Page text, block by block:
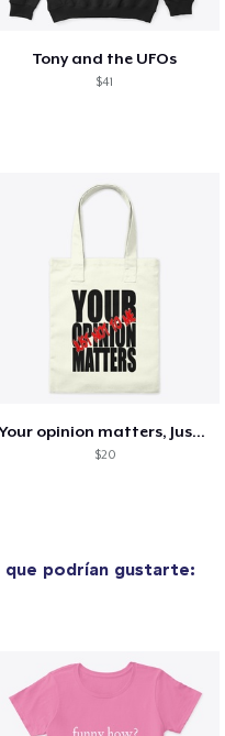
Tony and the UFOs
$41
Your opinion matters, Just not to me!
$20
que podrían gustarte: